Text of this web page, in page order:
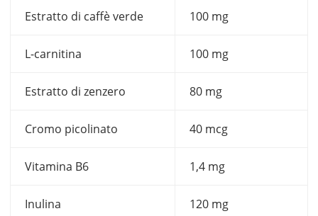
Estratto di caffè verde 100 mg
L-carnitina 100 mg
Estratto di zenzero 80 mg
Cromo picolinato 40 mcg
Vitamina B6 1,4 mg
Inulina 120 mg